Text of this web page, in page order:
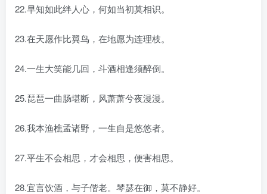
22.早知如此绊人心，何如当初莫相识。
23.在天愿作比翼鸟，在地愿为连理枝。
24.一生大笑能几回，斗酒相逢须醉倒。
25.琵琶一曲肠堪断，风萧萧兮夜漫漫。
26.我本渔樵孟诸野，一生自是悠悠者。
27.平生不会相思，才会相思，便害相思。
28.宜言饮酒，与子偕老。琴瑟在御，莫不静好。